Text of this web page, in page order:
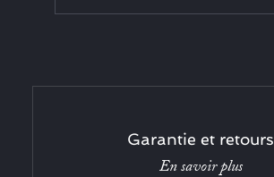
Garantie et retours
En savoir plus